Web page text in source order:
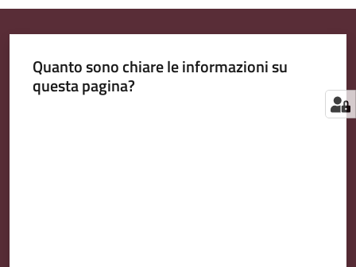
Quanto sono chiare le informazioni su
questa pagina?